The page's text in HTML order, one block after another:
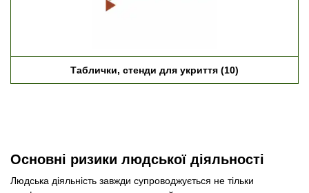
Таблички, стенди для укриття (10)
Основні ризики людської діяльності
Людська діяльність завжди супроводжується не тільки